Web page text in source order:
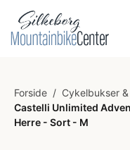
Forside / Cykelbukser
Castelli Unlimited
Herre - Sort - M